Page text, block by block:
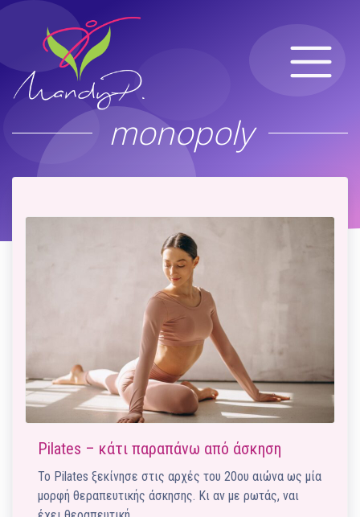
monopoly
Pilates – κάτι παραπάνω από άσκηση
Το Pilates ξεκίνησε στις αρχές του 20ου αιώνα ως μία
μορφή θεραπευτικής άσκησης. Κι αν με ρωτάς, ναι